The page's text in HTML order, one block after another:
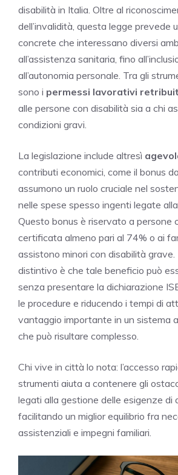
disabilità in Italia. Oltre al
dell’invalidità, questa legge prevede
concrete che interessano diversi
all’assistenza sanitaria, fino
all’autonomia personale. Tra gli
sono i permessi lavorativi
alle persone con disabilità sia a chi
condizioni gravi.
La legislazione include altresì
contributi economici, come il bonus
assumono un ruolo cruciale nel
nelle spese spesso ingenti legate
Questo bonus è riservato a persone
certificata almeno pari al 74% o ai
assistono minori con disabilità
distintivo è che tale beneficio può
senza presentare la dichiarazione
le procedure e riducendo i tempi di
vantaggio importante in un sistema
che può risultare complesso.
Chi vive in città lo nota: l’accesso
strumenti aiuta a contenere gli
legati alla gestione delle esigenze di
facilitando un miglior equilibrio fra
assistenziali e impegni familiari.